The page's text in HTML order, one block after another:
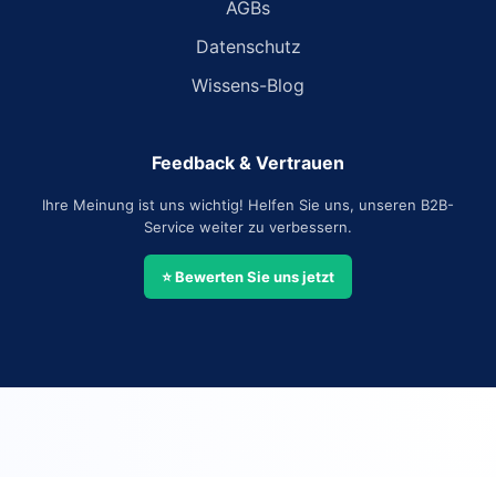
AGBs
Datenschutz
Wissens-Blog
Feedback & Vertrauen
Ihre Meinung ist uns wichtig! Helfen Sie uns, unseren B2B-
Service weiter zu verbessern.
⭐ Bewerten Sie uns jetzt